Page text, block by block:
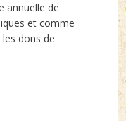
annuelle de
et comme
dons de